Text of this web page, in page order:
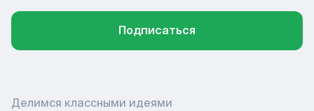
Подписаться
Делимся классными идеями